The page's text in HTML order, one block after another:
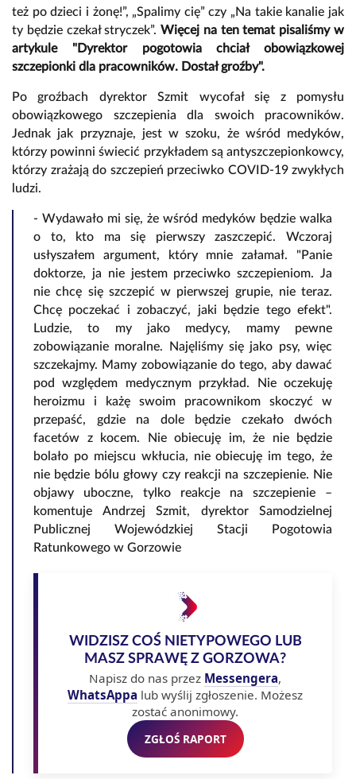
też po dzieci i żonę!”, „Spalimy cię” czy „Na takie kanalie jak
ty będzie czekał stryczek”.Więcej na ten temat pisaliśmy w
artykule "Dyrektor pogotowia chciał obowiązkowej
szczepionki dla pracowników. Dostał groźby".
Po groźbach dyrektor Szmit wycofał się z pomysłu
obowiązkowego szczepienia dla swoich pracowników.
Jednak jak przyznaje, jest w szoku, że wśród medyków,
którzy powinni świecić przykładem są antyszczepionkowcy,
którzy zrażają do szczepień przeciwko COVID-19 zwykłych
ludzi.
- Wydawało mi się, że wśród medyków będzie walka
o to, kto ma się pierwszy zaszczepić. Wczoraj
usłyszałem argument, który mnie załamał. "Panie
doktorze, ja nie jestem przeciwko szczepieniom. Ja
nie chcę się szczepić w pierwszej grupie, nie teraz.
Chcę poczekać i zobaczyć, jaki będzie tego efekt".
Ludzie, to my jako medycy, mamy pewne
zobowiązanie moralne. Najęliśmy się jako psy, więc
szczekajmy. Mamy zobowiązanie do tego, aby dawać
pod względem medycznym przykład. Nie oczekuję
heroizmu i każę swoim pracownikom skoczyć w
przepaść, gdzie na dole będzie czekało dwóch
facetów z kocem. Nie obiecuję im, że nie będzie
bolało po miejscu wkłucia, nie obiecuję im tego, że
nie będzie bólu głowy czy reakcji na szczepienie. Nie
objawy uboczne, tylko reakcje na szczepienie –
komentuje Andrzej Szmit, dyrektor Samodzielnej
Publicznej Wojewódzkiej Stacji Pogotowia
Ratunkowego w Gorzowie
WIDZISZ COŚ NIETYPOWEGO LUB
MASZ SPRAWĘ Z GORZOWA?
Napisz do nas przez Messengera,
WhatsAppa lub wyślij zgłoszenie. Możesz
zostać anonimowy.
ZGŁOŚ RAPORT